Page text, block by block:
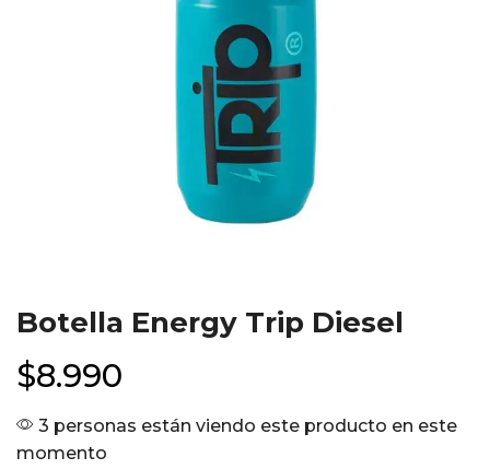
Botella Energy Trip Diesel
$8.990
3 personas están viendo este producto en este
momento